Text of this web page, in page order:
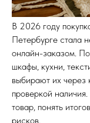
В 2026 году
Петербурге стала
онлайн-заказом.
шкафы, кухни,
выбирают их через
проверкой
товар, понять
рисков.